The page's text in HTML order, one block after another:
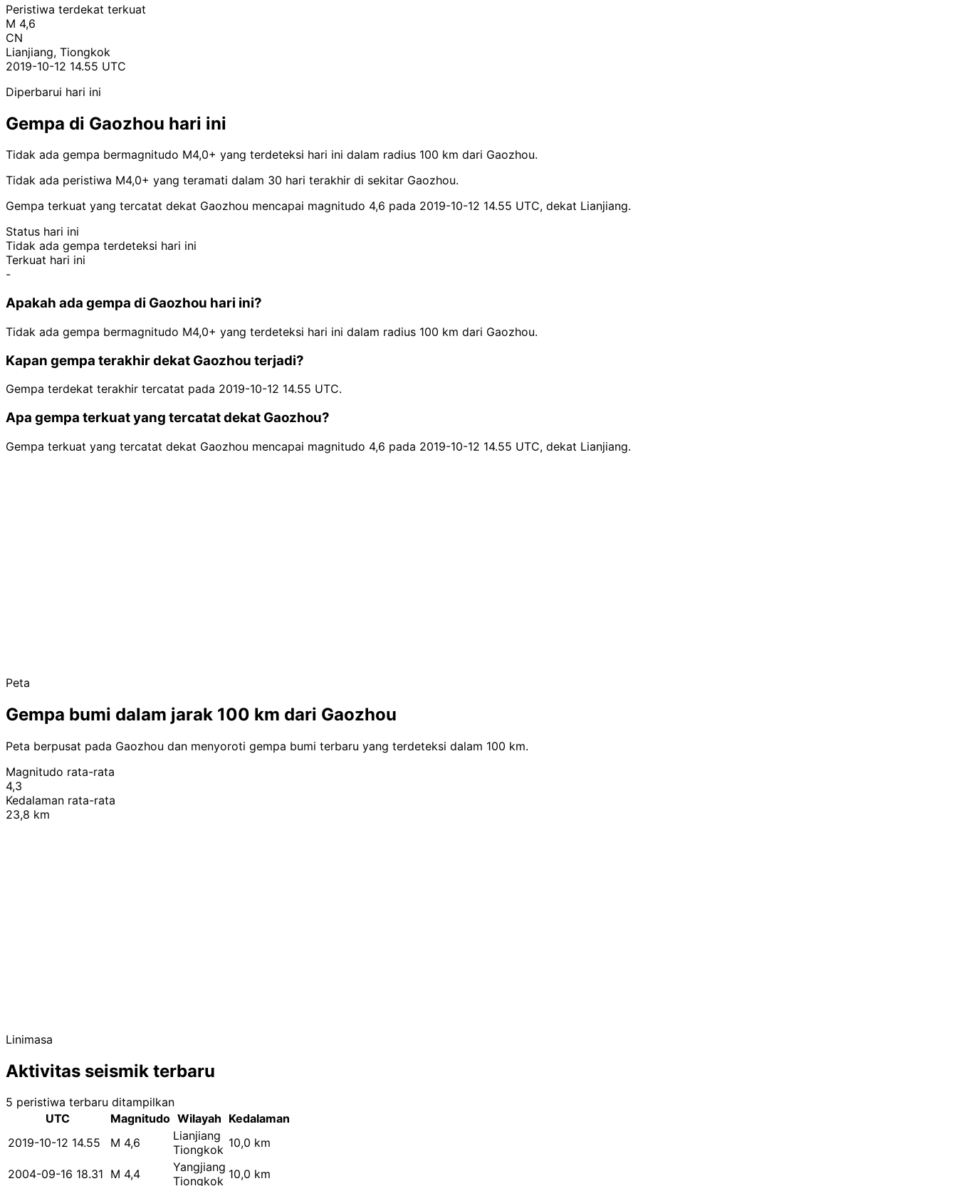
Peristiwa terdekat terkuat
M 4,6
CN
Lianjiang, Tiongkok
2019-10-12 14.55 UTC
Diperbarui hari ini
Gempa di Gaozhou hari ini
Tidak ada gempa bermagnitudo M4,0+ yang terdeteksi hari ini dalam radius 100 km dari Gaozhou.
Tidak ada peristiwa M4,0+ yang teramati dalam 30 hari terakhir di sekitar Gaozhou.
Gempa terkuat yang tercatat dekat Gaozhou mencapai magnitudo 4,6 pada 2019-10-12 14.55 UTC, dekat Lianjiang.
Status hari ini
Tidak ada gempa terdeteksi hari ini
Terkuat hari ini
-
Apakah ada gempa di Gaozhou hari ini?
Tidak ada gempa bermagnitudo M4,0+ yang terdeteksi hari ini dalam radius 100 km dari Gaozhou.
Kapan gempa terakhir dekat Gaozhou terjadi?
Gempa terdekat terakhir tercatat pada 2019-10-12 14.55 UTC.
Apa gempa terkuat yang tercatat dekat Gaozhou?
Gempa terkuat yang tercatat dekat Gaozhou mencapai magnitudo 4,6 pada 2019-10-12 14.55 UTC, dekat Lianjiang.
Peta
Gempa bumi dalam jarak 100 km dari Gaozhou
Peta berpusat pada Gaozhou dan menyoroti gempa bumi terbaru yang terdeteksi dalam 100 km.
Magnitudo rata-rata
4,3
Kedalaman rata-rata
23,8 km
Linimasa
Aktivitas seismik terbaru
5 peristiwa terbaru ditampilkan
UTC
Magnitudo Wilayah Kedalaman
2019-10-12 14.55
M 4,6
Lianjiang
Tiongkok 10,0 km
2004-09-16 18.31 M 4,4
Yangjiang
Tiongkok 10,0 km